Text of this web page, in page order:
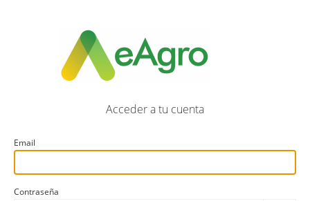
Acceder a tu cuenta
Email
Contraseña